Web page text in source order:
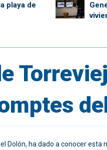
playa de
Dolón, ha dado a conocer